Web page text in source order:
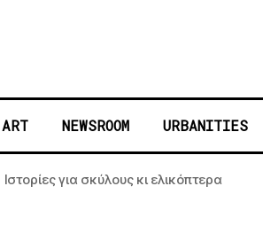
NEWSROOM URBANITIES
Ιστορίες για σκύλους κι ελικόπτερα